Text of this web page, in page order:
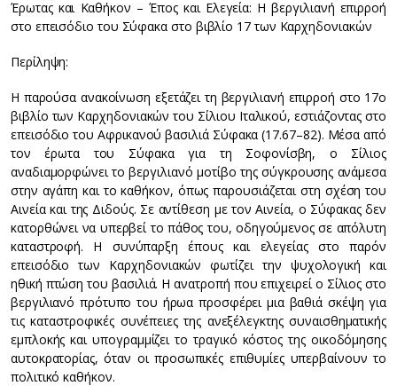
Έρωτας και Καθήκον – Έπος και Ελεγεία: Η βεργιλιανή επιρροή
στο επεισόδιο του Σύφακα στο βιβλίο 17 των Καρχηδονιακών
Περίληψη:
Η παρούσα ανακοίνωση εξετάζει τη βεργιλιανή επιρροή στο 17ο
βιβλίο των Καρχηδονιακών του Σίλιου Ιταλικού, εστιάζοντας στο
επεισόδιο του Αφρικανού βασιλιά Σύφακα (17.67–82). Μέσα από
τον έρωτα του Σύφακα για τη Σοφονίσβη, ο Σίλιος
αναδιαμορφώνει το βεργιλιανό μοτίβο της σύγκρουσης ανάμεσα
στην αγάπη και το καθήκον, όπως παρουσιάζεται στη σχέση του
Αινεία και της Διδούς. Σε αντίθεση με τον Αινεία, ο Σύφακας δεν
κατορθώνει να υπερβεί το πάθος του, οδηγούμενος σε απόλυτη
καταστροφή. Η συνύπαρξη έπους και ελεγείας στο παρόν
επεισόδιο των Καρχηδονιακών φωτίζει την ψυχολογική και
ηθική πτώση του βασιλιά. Η ανατροπή που επιχειρεί ο Σίλιος στο
βεργιλιανό πρότυπο του ήρωα προσφέρει μια βαθιά σκέψη για
τις καταστροφικές συνέπειες της ανεξέλεγκτης συναισθηματικής
εμπλοκής και υπογραμμίζει το τραγικό κόστος της οικοδόμησης
αυτοκρατορίας, όταν οι προσωπικές επιθυμίες υπερβαίνουν το
πολιτικό καθήκον.